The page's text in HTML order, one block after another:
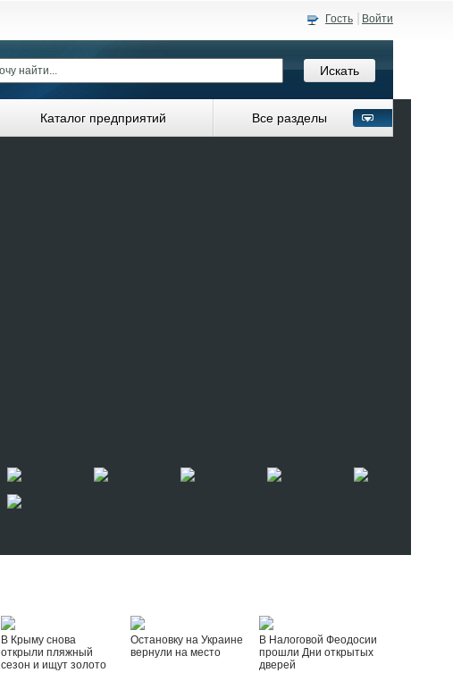
Гость Войти
Каталог предприятий Все разделы
В Крыму снова
открыли пляжный
сезон и ищут золото
Остановку на Украине
вернули на место
В Налоговой Феодосии
прошли Дни открытых
дверей